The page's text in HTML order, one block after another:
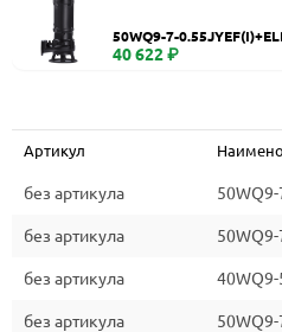
50WQ9-7-
WQ
40 622 ₽
Артикул
без артикула 50WQ9-
без артикула 50WQ9-
без артикула 40WQ9-
без артикула 50WQ9-